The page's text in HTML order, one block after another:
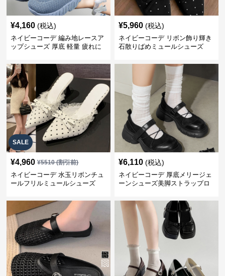
¥4,160 (税込)
ネイビーコーデ 編み地レースア
ップシューズ 厚底 軽量 疲れに
¥5,960 (税込)
ネイビーコーデ リボン飾り輝き
石散りばめミュールシューズ
SALE
¥4,960 ¥5510(割引前)
ネイビーコーデ 水玉リボンチュ
ールフリルミュールシューズ
¥6,110 (税込)
ネイビーコーデ 厚底メリージェ
ーンシューズ美脚ストラップロ